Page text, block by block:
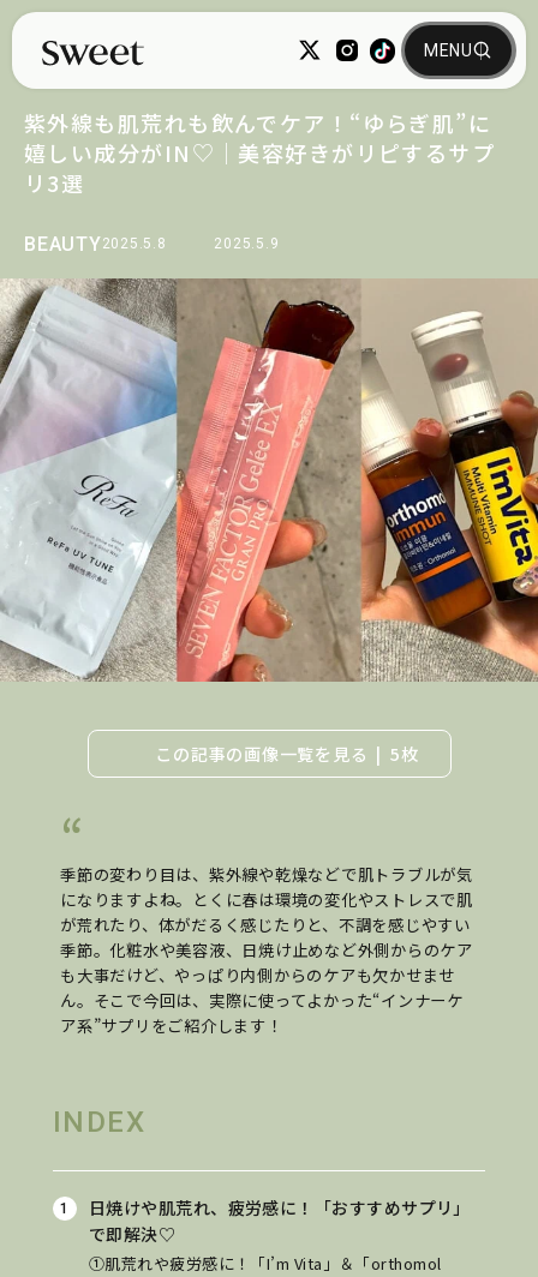
BEAUTY2025.5.8 2025.5.9
紫外線も肌荒れも飲んでケア！“ゆらぎ肌”に
嬉しい成分がIN♡｜美容好きがリピするサプ
リ3選
この記事の画像一覧を見る 5枚
季節の変わり目は、紫外線や乾燥などで肌トラブルが気
になりますよね。とくに春は環境の変化やストレスで肌
が荒れたり、体がだるく感じたりと、不調を感じやすい
季節。化粧水や美容液、日焼け止めなど外側からのケア
も大事だけど、やっぱり内側からのケアも欠かせませ
ん。そこで今回は、実際に使ってよかった“インナーケ
ア系”サプリをご紹介します！
INDEX
日焼けや肌荒れ、疲労感に！「おすすめサプリ」
で即解決♡
①肌荒れや疲労感に！「I’m Vita」＆「orthomol